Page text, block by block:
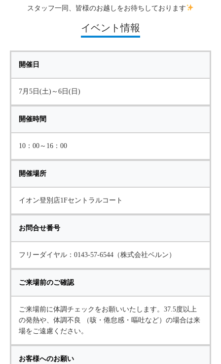
スタッフ一同、皆様のお越しをお待ちしております
イベント情報
開催日
7月5日(土)～6日(日)
開催時間
10：00～16：00
開催場所
イオン登別店1Fセントラルコート
お問合せ番号
フリーダイヤル：0143-57-6544（株式会社ベルン）
ご来場前のご確認
ご来場前に体調チェックをお願いいたします。37.5度以上
の発熱や、体調不良 （咳・倦怠感・嘔吐など）の場合は来
場をご遠慮ください。
お客様へのお願い